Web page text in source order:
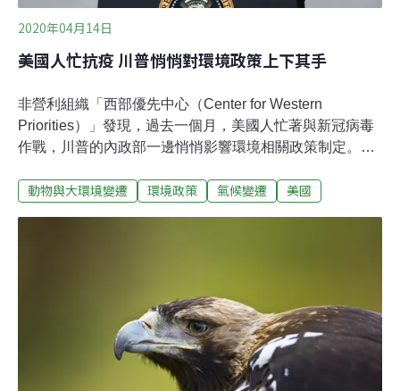
2020年04月14日
美國人忙抗疫 川普悄悄對環境政策上下其手
非營利組織「西部優先中心（Center for Western
Priorities）」發現，過去一個月，美國人忙著與新冠病毒
作戰，川普的內政部一邊悄悄影響環境相關政策制定。自
數十項與武漢肺炎（COVID-19）無關的政策行動，取消
政部長大衛．伯恩哈特（David Bernhardt）在疫情期間暫
停立法程序。「美國忙著應付全球性傳染病，但伯恩哈特
可沒有忘記油氣和採礦公司付了他多年薪水、交付給他的
使命。」西部優先中心執行董事羅卡拉（Jennifer
Rokala）說，「看看他在新冠病毒危機惡化時做的事，他
動物與大環境變遷 環境政策 氣候變遷 美國